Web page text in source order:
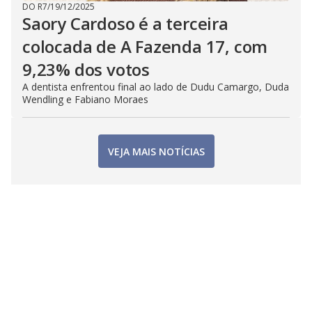
DO R7/19/12/2025
Saory Cardoso é a terceira
colocada de A Fazenda 17, com
9,23% dos votos
A dentista enfrentou final ao lado de Dudu Camargo, Duda
Wendling e Fabiano Moraes
VEJA MAIS NOTÍCIAS